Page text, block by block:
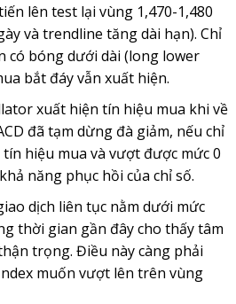
lên test lại vùng 1,470-1,480
và trendline tăng dài hạn). Chỉ
có bóng dưới dài (long lower
bắt đáy vẫn xuất hiện.
xuất hiện tín hiệu mua khi về
đã tạm dừng đà giảm, nếu chỉ
hiệu mua và vượt được mức 0
năng phục hồi của chỉ số.
dịch liên tục nằm dưới mức
thời gian gần đây cho thấy tâm
trọng. Điều này càng phải
muốn vượt lên trên vùng